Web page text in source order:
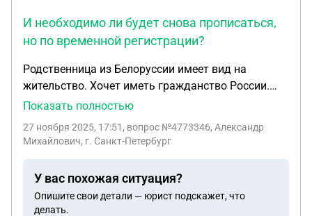
И необходимо ли будет снова прописаться,
но по временной регистрации?
Родственница из Белоруссии имеет вид на
жительство. Хочет иметь гражданство России.
Для гражданства необходима постоянная
нашей квартире у неё не получится, она живёт с
России, в нём будет пометка о регистрации или
паспорт будет "пустым" в этом разделе? И
Показать полностью
27 ноября 2025, 17:51 , вопрос №4773346, Александр
Михайлович, г. Санкт-Петербург
У вас похожая ситуация?
Опишите свои детали — юрист подскажет, что
делать.